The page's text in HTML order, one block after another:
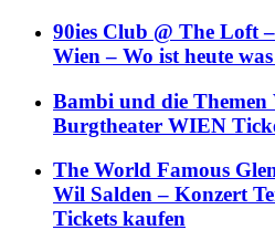
90ies Club @ The Loft
Wien – Wo ist heute
Bambi und die Themen
Burgtheater WIEN
The World Famous
Wil Salden – Konzert
Tickets kaufen